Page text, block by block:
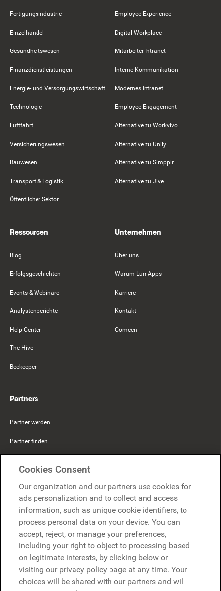
Fertigungsindustrie
Einzelhandel
Gesundheitswesen
Finanzdienstleistungen
Energie- und Versorgungswirtschaft
Technologie
Luftfahrt
Versicherungswesen
Bauwesen
Transport & Logistik
Öffentlicher Sektor
Employee Experience
Digital Workplace
Mitarbeiter-Intranet
Interne Kommunikation
Modernes Intranet
Employee Engagement
Alternative zu Workvivo
Alternative zu Unily
Alternative zu Simpplr
Alternative zu Jive
Ressourcen
Blog
Erfolgsgeschichten
Events & Webinare
Analystenberichte
Help Center
The Hive
Beekeeper
Unternehmen
Über uns
Warum LumApps
Karriere
Kontakt
Comeen
Partners
Partner werden
Partner finden
Microsoft
Demo anfragen
Demo anfragen
Kontakt
Kontakt
Cookies Consent
Our organization and our partners use cookies for
ads personalization and to collect and access
information, such as unique cookie identifiers, to
process personal data on your device. You can
accept, reject, or manage your preferences,
including your right to object to processing based
on legitimate interests, by clicking below or
visiting our privacy policy page at any time. Your
choices will be shared with our partners and will